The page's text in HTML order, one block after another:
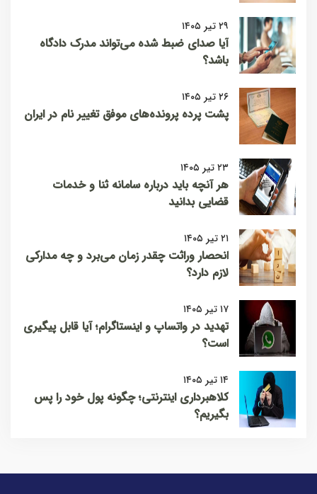
۲۹ تیر ۱۴۰۵
آیا صدای ضبط شده می‌تواند مدرک دادگاه
باشد؟
۲۶ تیر ۱۴۰۵
پشت پرده پرونده‌های موفق تغییر نام در ایران
۲۳ تیر ۱۴۰۵
هر آنچه باید درباره سامانه ثنا و خدمات
قضایی بدانید
۲۱ تیر ۱۴۰۵
انحصار وراثت چقدر زمان می‌برد و چه مدارکی
لازم دارد؟
۱۷ تیر ۱۴۰۵
تهدید در واتساپ و اینستاگرام؛ آیا قابل پیگیری
است؟
۱۴ تیر ۱۴۰۵
کلاهبرداری اینترنتی؛ چگونه پول خود را پس
بگیریم؟